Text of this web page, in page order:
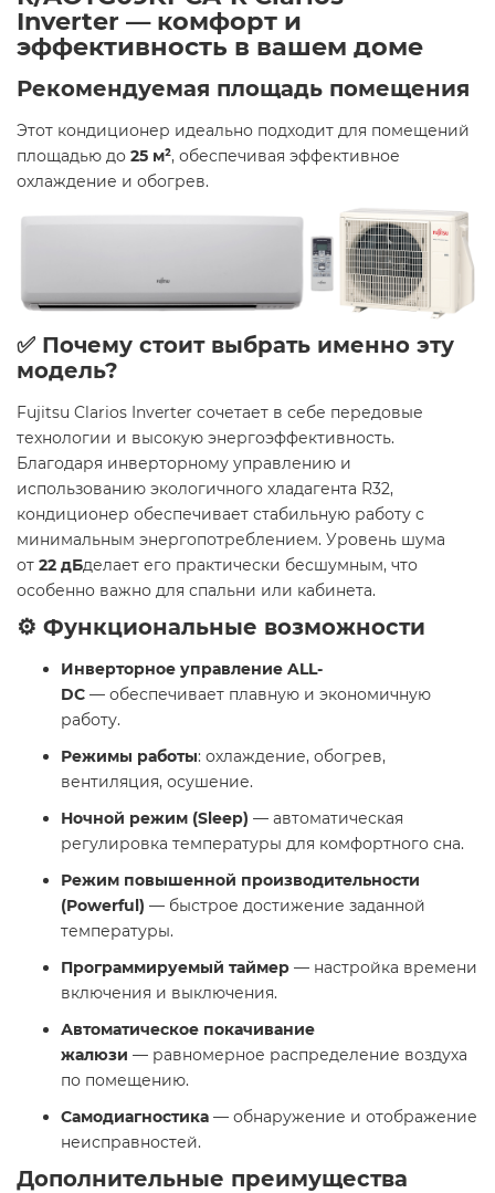
Inverter — комфорт и
эффективность в вашем доме
Рекомендуемая площадь помещения
Этот кондиционер идеально подходит для помещений
площадью до 25 м², обеспечивая эффективное
охлаждение и обогрев.
✅ Почему стоит выбрать именно эту
модель?
Fujitsu Clarios Inverter сочетает в себе передовые
технологии и высокую энергоэффективность.
Благодаря инверторному управлению и
использованию экологичного хладагента R32,
кондиционер обеспечивает стабильную работу с
минимальным энергопотреблением. Уровень шума
от 22 дБделает его практически бесшумным, что
особенно важно для спальни или кабинета.
⚙️ Функциональные возможности
Инверторное управление ALL-
DC — обеспечивает плавную и экономичную
работу.​
Режимы работы: охлаждение, обогрев,
вентиляция, осушение.​
Ночной режим (Sleep) — автоматическая
регулировка температуры для комфортного сна.​
Режим повышенной производительности
(Powerful) — быстрое достижение заданной
температуры.​
Программируемый таймер — настройка времени
включения и выключения.​
Автоматическое покачивание
жалюзи — равномерное распределение воздуха
по помещению.​
Самодиагностика — обнаружение и отображение
неисправностей.​
Дополнительные преимущества